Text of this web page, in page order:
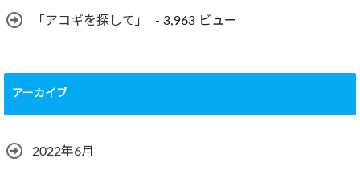
「アコギを探して」 - 3,963 ビュー
アーカイブ
2022年6月